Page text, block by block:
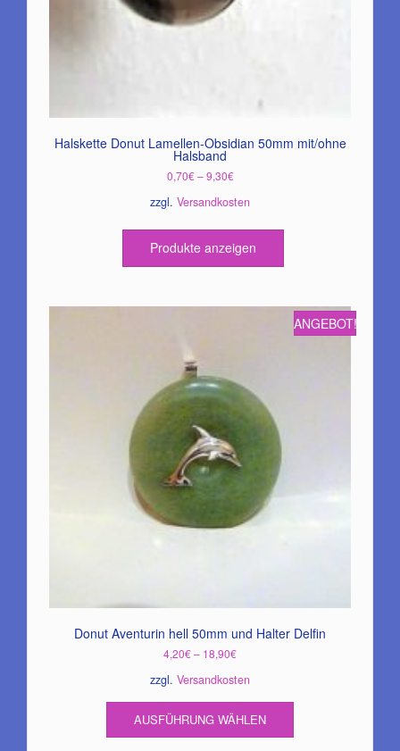
Halskette Donut Lamellen-Obsidian 50mm mit/ohne
Halsband
0,70€–9,30€
zzgl. Versandkosten
Produkte anzeigen
ANGEBOT!
Donut Aventurin hell 50mm und Halter Delfin
4,20€– 18,90€
zzgl. Versandkosten
AUSFÜHRUNG WÄHLEN
Dieses
weist